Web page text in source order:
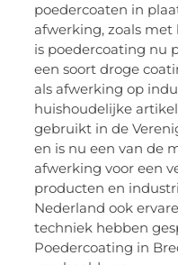
poedercoaten in
afwerking, zoals met
is poedercoating nu
een soort droge
als afwerking op
huishoudelijke
gebruikt in de
en is nu een van de
afwerking voor een
producten en
Nederland ook
techniek hebben
Poedercoating in